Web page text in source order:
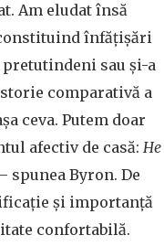
Am eludat însă
înfățișări
sau și-a
comparativă a
ceva. Putem doar
afectiv de casă: He
spunea Byron. De
și importanță
confortabilă.